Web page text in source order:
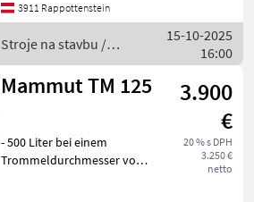
Wasserzähler, Schutzbügel
und S
3911 Rappottenstein
Stroje na stavbu /
Sonstige
15-10-2025
16:00
Mammut TM 125
3.900
€
20 % s DPH
3.250 €
netto
- 500 Liter bei einem
Trommeldurchmesser von